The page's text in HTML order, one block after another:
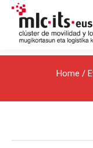
Home /